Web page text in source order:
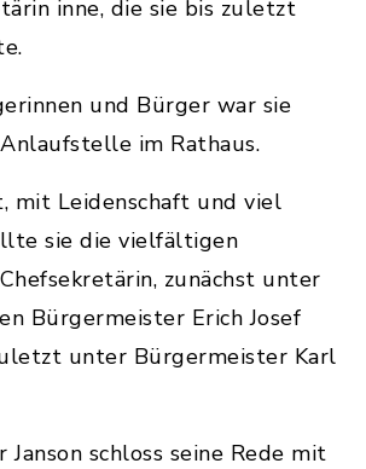
inne, die sie bis zuletzt
und Bürger war sie
im Rathaus.
mit Leidenschaft und viel
sie die vielfältigen
zunächst unter
Bürgermeister Erich Josef
unter Bürgermeister Karl
schloss seine Rede mit